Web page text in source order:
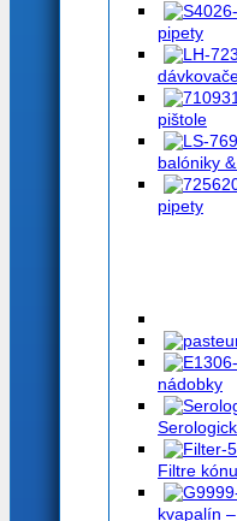
pipety
pištole
balóniky
pipety
nádobky
Filtre
kvapalín